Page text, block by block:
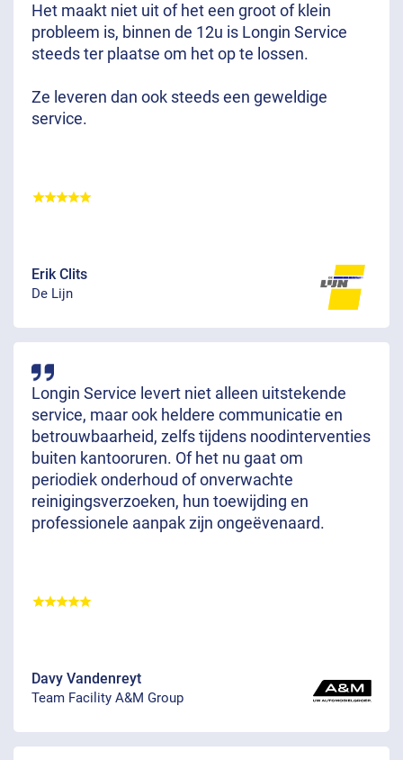
Het maakt niet uit of het een groot of klein
probleem is, binnen de 12u is Longin Service
steeds ter plaatse om het op te lossen.
Ze leveren dan ook steeds een geweldige
service.
Erik Clits
De Lijn
Longin Service levert niet alleen uitstekende
service, maar ook heldere communicatie en
betrouwbaarheid, zelfs tijdens noodinterventies
buiten kantooruren. Of het nu gaat om
periodiek onderhoud of onverwachte
reinigingsverzoeken, hun toewijding en
professionele aanpak zijn ongeëvenaard.
Davy Vandenreyt
Team Facility A&M Group